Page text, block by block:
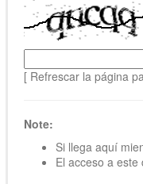
[ Refrescar la página
Note:
Si llega aquí
El acceso a